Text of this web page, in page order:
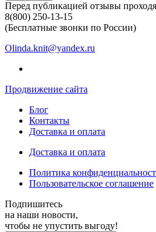
Перед публикацией отзывы
8(800) 250-13-15
(Бесплатные звонки по России)
Olinda.knit@yandex.ru
Продвижение сайта
Блог
Контакты
Доставка и оплата
Доставка и оплата
Политика
Пользовательское соглашение
Подпишитесь
на наши новости,
чтобы не упустить выгоду!